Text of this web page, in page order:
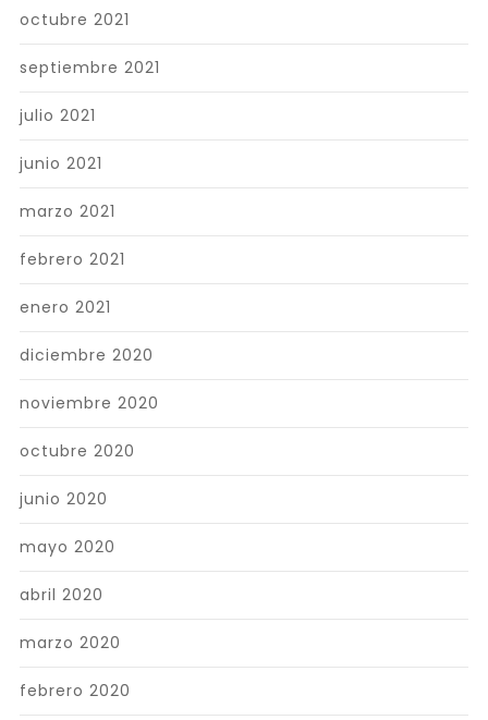
octubre 2021
septiembre 2021
julio 2021
junio 2021
marzo 2021
febrero 2021
enero 2021
diciembre 2020
noviembre 2020
octubre 2020
junio 2020
mayo 2020
abril 2020
marzo 2020
febrero 2020